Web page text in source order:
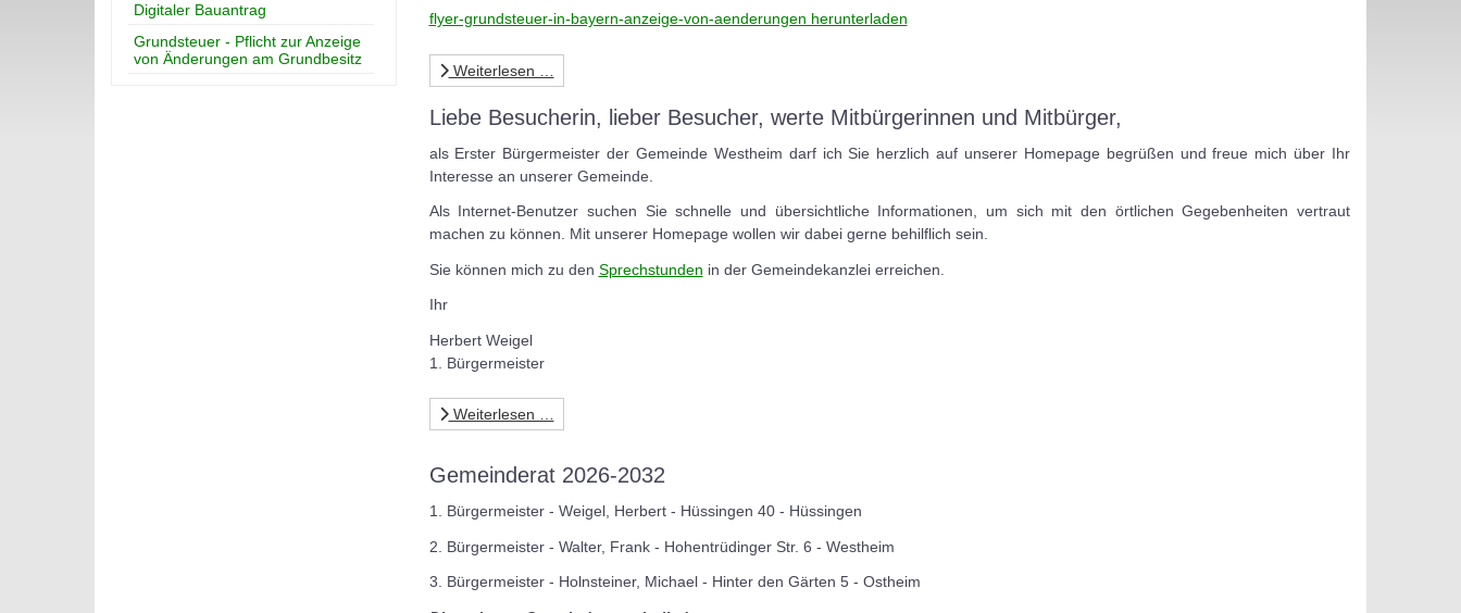
flyer-grundsteuer-in-bayern-anzeige-von-aenderungen herunterladen
Weiterlesen …
Liebe Besucherin, lieber Besucher, werte Mitbürgerinnen und Mitbürger,
als Erster Bürgermeister der Gemeinde Westheim darf ich Sie herzlich auf unserer Homepage begrüßen und freue mich über Ihr
Interesse an unserer Gemeinde.
Als Internet-Benutzer suchen Sie schnelle und übersichtliche Informationen, um sich mit den örtlichen Gegebenheiten vertraut
machen zu können. Mit unserer Homepage wollen wir dabei gerne behilflich sein.
Sie können mich zu den Sprechstunden in der Gemeindekanzlei erreichen.
Ihr
Herbert Weigel
1. Bürgermeister
Weiterlesen …
Gemeinderat 2026-2032
1. Bürgermeister - Weigel, Herbert - Hüssingen 40 - Hüssingen
2. Bürgermeister - Walter, Frank - Hohentrüdinger Str. 6 - Westheim
3. Bürgermeister - Holnsteiner, Michael - Hinter den Gärten 5 - Ostheim
Digitaler Bauantrag
Grundsteuer - Pflicht zur Anzeige
von Änderungen am Grundbesitz